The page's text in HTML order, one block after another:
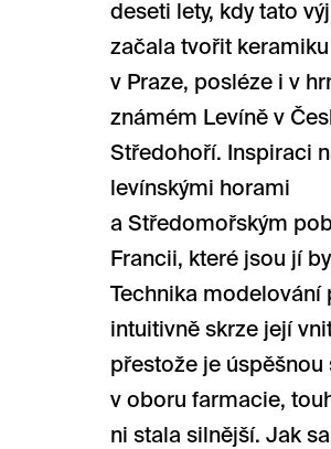
deseti lety, kdy tato
začala tvořit
v Praze, posléze i v
známém Levíně v
Středohoří. Inspiraci
levínskými horami
a Středomořským
Francii, které jsou jí
Technika modelování
intuitivně skrze její
přestože je úspěšnou
v oboru farmacie,
ni stala silnější. Jak